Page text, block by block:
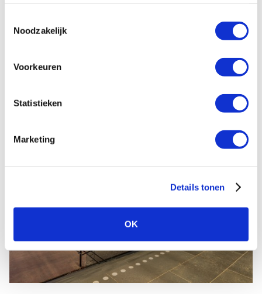
Noodzakelijk
Voorkeuren
Statistieken
Marketing
Details tonen
OK